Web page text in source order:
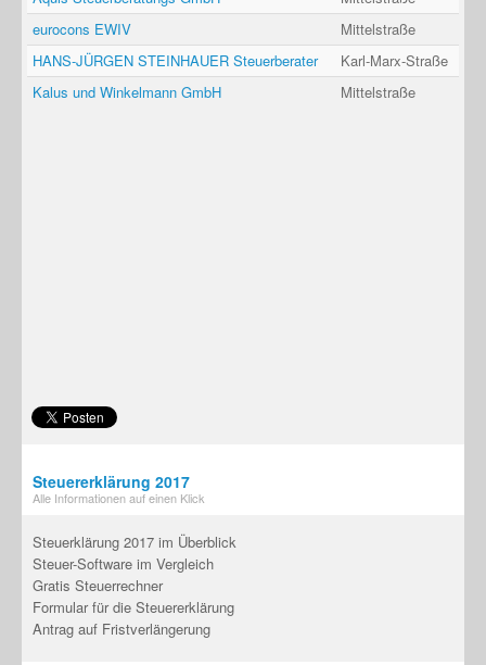
eurocons EWIV
Mittelstraße
HANS-JÜRGEN STEINHAUER Steuerberater
Karl-Marx-Straße
Kalus und Winkelmann GmbH
Mittelstraße
Steuererklärung 2017
Alle Informationen auf einen Klick
Steuerklärung 2017 im Überblick
Steuer-Software im Vergleich
Gratis Steuerrechner
Formular für die Steuererklärung
Antrag auf Fristverlängerung